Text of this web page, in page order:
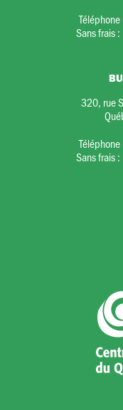
Téléphone
Sans frais :
320, rue
Téléphone
Sans frais :